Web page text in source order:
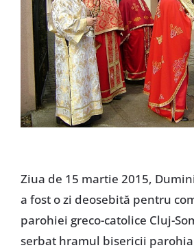
Ziua de 15 martie 2015,
a fost o zi deosebită pentru
parohiei greco-catolice Cluj-
serbat hramul bisericii